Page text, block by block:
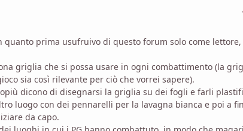
prima usufruivo di questo forum solo come
griglia che si possa usare in ogni combattimento (la
sia così rilevante per ciò che vorrei sapere).
dicono di disegnarsi la griglia su dei fogli e farli
luogo con dei pennarelli per la lavagna bianca e poi a
da capo.